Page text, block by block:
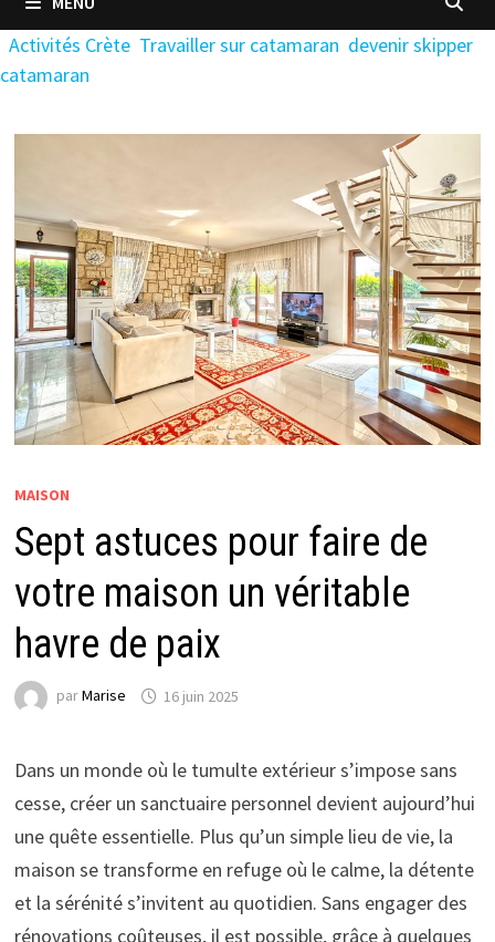
Activités Crète Travailler sur catamaran devenir skipper
catamaran
MAISON
Sept astuces pour faire de
votre maison un véritable
havre de paix
parMarise 16 juin 2025
Dans un monde où le tumulte extérieur s’impose sans
cesse, créer un sanctuaire personnel devient aujourd’hui
une quête essentielle. Plus qu’un simple lieu de vie, la
maison se transforme en refuge où le calme, la détente
et la sérénité s’invitent au quotidien. Sans engager des
rénovations coûteuses, il est possible, grâce à quelques